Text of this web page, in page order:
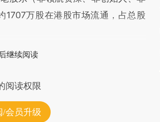
万股在港股市场流通，占总股
继续阅读
阅读权限
/会员升级